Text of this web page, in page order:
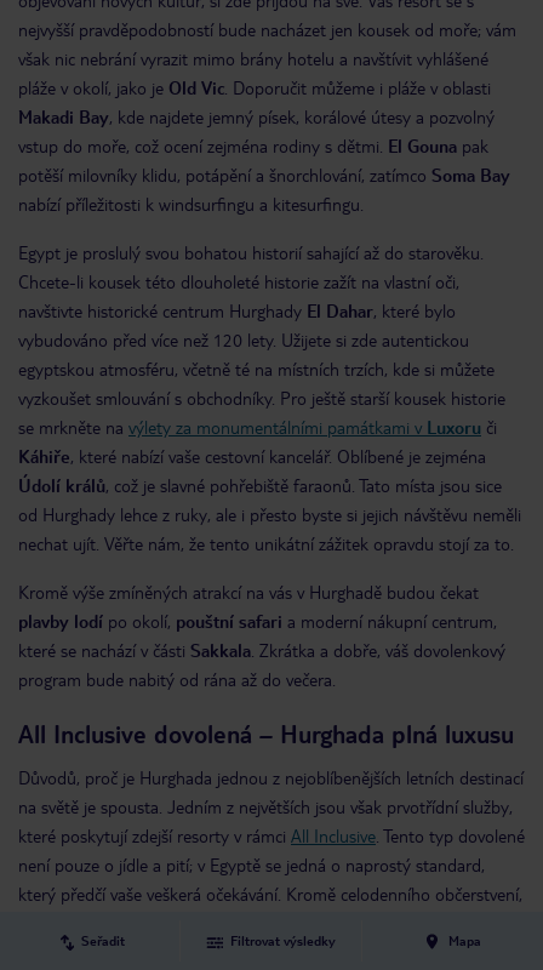
Seřadit Filtrovat výsledky Mapa
nejvyšší pravděpodobností bude nacházet jen kousek od moře; vám
však nic nebrání vyrazit mimo brány hotelu a navštívit vyhlášené
pláže v okolí, jako je Old Vic . Doporučit můžeme i pláže v oblasti
Makadi Bay, kde najdete jemný písek, korálové útesy a pozvolný
vstup do moře, což ocení zejména rodiny s dětmi. El Gouna pak
potěší milovníky klidu, potápění a šnorchlování, zatímco Soma Bay
nabízí příležitosti k windsurfingu a kitesurfingu.
Egypt je proslulý svou bohatou historií sahající až do starověku.
Chcete-li kousek této dlouholeté historie zažít na vlastní oči,
navštivte historické centrum Hurghady El Dahar, které bylo
vybudováno před více než 120 lety. Užijete si zde autentickou
egyptskou atmosféru, včetně té na místních trzích, kde si můžete
vyzkoušet smlouvání s obchodníky. Pro ještě starší kousek historie
se mrkněte na výlety za monumentálními památkami v Luxoru či
Káhiře, které nabízí vaše cestovní kancelář. Oblíbené je zejména
Údolí králů, což je slavné pohřebiště faraonů. Tato místa jsou sice
od Hurghady lehce z ruky, ale i přesto byste si jejich návštěvu neměli
nechat ujít. Věřte nám, že tento unikátní zážitek opravdu stojí za to.
Kromě výše zmíněných atrakcí na vás v Hurghadě budou čekat
plavby lodí po okolí, pouštní safari a moderní nákupní centrum,
které se nachází v části Sakkala . Zkrátka a dobře, váš dovolenkový
program bude nabitý od rána až do večera.
All Inclusive dovolená – Hurghada plná luxusu
Důvodů, proč je Hurghada jednou z nejoblíbenějších letních destinací
na světě je spousta. Jedním z největších jsou však prvotřídní služby,
které poskytují zdejší resorty v rámci All Inclusive . Tento typ dovolené
není pouze o jídle a pití; v Egyptě se jedná o naprostý standard,
který předčí vaše veškerá očekávání. Kromě celodenního občerstvení,
slunečníky a lehátka u moře, bazény s klouzačkami a tobogány a